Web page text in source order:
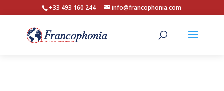
+33 493 160 244 info@francophonia.com